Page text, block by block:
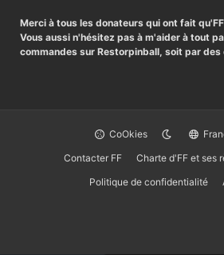
Merci à tous les donateurs qui ont fait
Vous aussi n'hésitez pas à m'aider à tout
commandes sur Restorpinball, soit par des
CoOkies
Contacter FF
Charte d'FF et ses
Politique de confidentialité